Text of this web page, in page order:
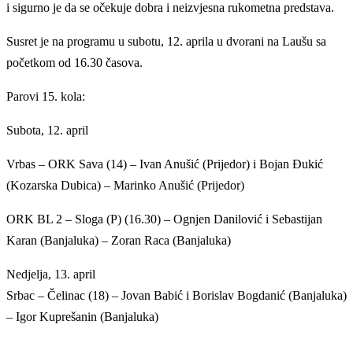
i sigurno je da se očekuje dobra i neizvjesna rukometna predstava.
Susret je na programu u subotu, 12. aprila u dvorani na Laušu sa
početkom od 16.30 časova.
Parovi 15. kola:
Subota, 12. april
Vrbas – ORK Sava (14) – Ivan Anušić (Prijedor) i Bojan Đukić
(Kozarska Dubica) – Marinko Anušić (Prijedor)
ORK BL 2 – Sloga (P) (16.30) – Ognjen Danilović i Sebastijan
Karan (Banjaluka) – Zoran Raca (Banjaluka)
Nedjelja, 13. april
Srbac – Čelinac (18) – Jovan Babić i Borislav Bogdanić (Banjaluka)
– Igor Kuprešanin (Banjaluka)